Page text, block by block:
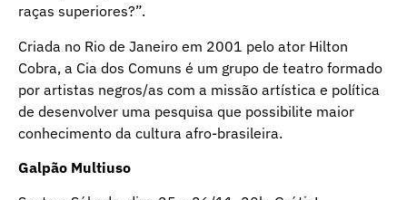
raças superiores?”.
Criada no Rio de Janeiro em 2001 pelo ator Hilton
Cobra, a Cia dos Comuns é um grupo de teatro formado
por artistas negros/as com a missão artística e política
de desenvolver uma pesquisa que possibilite maior
conhecimento da cultura afro-brasileira.
Galpão Multiuso